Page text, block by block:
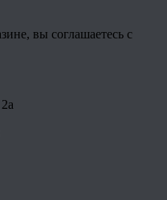
вы соглашаетесь с